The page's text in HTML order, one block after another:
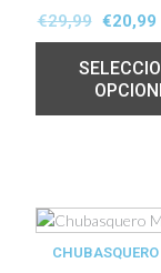
€29,99 €20,99